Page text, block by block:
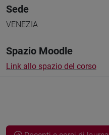
Sede
VENEZIA
Spazio Moodle
Link allo spazio del corso